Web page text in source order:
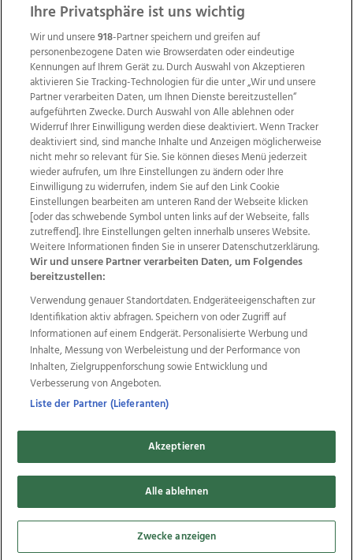
Wir über uns Mediadaten Kontakt
Jobs
Datenschutz
Impressum
AGB Anzeigekunden
AGB Website
Ehrenkodex Politische Werbung
Weitere Angebote des Medienhauses Wimmer
TV1 di-mog-i.at OÖNow
Ischler Woche
Life Radio
OÖNachrichten
OÖN Immobilien
OÖN Karriere
OÖN Reise
Promenaden Galerien
Regionaljobs
wasistlos.at
Copyrights © 2026 Tips Zeitungs GmbH & Co KG
developed by11x11.net
Cookie Einstellungen bearbeiten
Ihre Privatsphäre ist uns wichtig
Wir und unsere918-Partner speichern und greifen auf
personenbezogene Daten wie Browserdaten oder eindeutige
Kennungen auf Ihrem Gerät zu. Durch Auswahl von Akzeptieren
aktivieren Sie Tracking-Technologien für die unter „Wir und unsere
Partner verarbeiten Daten, um Ihnen Dienste bereitzustellen“
aufgeführten Zwecke. Durch Auswahl von Alle ablehnen oder
Widerruf Ihrer Einwilligung werden diese deaktiviert. Wenn Tracker
deaktiviert sind, sind manche Inhalte und Anzeigen möglicherweise
nicht mehr so relevant für Sie. Sie können dieses Menü jederzeit
wieder aufrufen, um Ihre Einstellungen zu ändern oder Ihre
Einwilligung zu widerrufen, indem Sie auf den Link Cookie
Einstellungen bearbeiten am unteren Rand der Webseite klicken
[oder das schwebende Symbol unten links auf der Webseite, falls
zutreffend]. Ihre Einstellungen gelten innerhalb unseres Website.
Weitere Informationen finden Sie in unserer Datenschutzerklärung.
Wir und unsere Partner verarbeiten Daten, um Folgendes
bereitzustellen:
Verwendung genauer Standortdaten. Endgeräteeigenschaften zur
Identifikation aktiv abfragen. Speichern von oder Zugriff auf
Informationen auf einem Endgerät. Personalisierte Werbung und
Inhalte, Messung von Werbeleistung und der Performance von
Inhalten, Zielgruppenforschung sowie Entwicklung und
Verbesserung von Angeboten.
Liste der Partner (Lieferanten)
Akzeptieren
Alle ablehnen
Zwecke anzeigen